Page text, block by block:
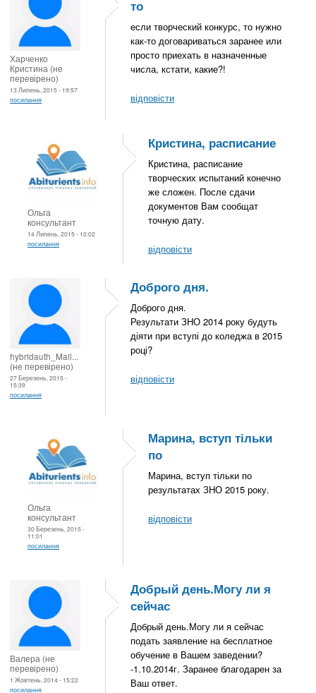
Харченко
Кристина (не
перевірено)
13 Липень, 2015 - 19:57
посилання
то
если творческий конкурс, то нужно
как-то договариваться заранее или
просто приехать в назначенные
числа, кстати, какие?!
відповісти
Ольга
консультант
14 Липень, 2015 - 10:02
посилання
Кристина, расписание
Кристина, расписание
творческих испытаний конечно
же сложен. После сдачи
документов Вам сообщат
точную дату.
відповісти
hybridauth_Mail...
(не перевірено)
27 Березень, 2015 -
15:39
посилання
Доброго дня.
Доброго дня.
Результати ЗНО 2014 року будуть
діяти при вступі до коледжа в 2015
році?
відповісти
Ольга
консультант
30 Березень, 2015 -
11:01
посилання
Марина, вступ тільки
по
Марина, вступ тільки по
результатах ЗНО 2015 року.
відповісти
Валера (не
перевірено)
1 Жовтень, 2014 - 15:22
посилання
Добрый день.Могу ли я
сейчас
Добрый день.Могу ли я сейчас
подать заявление на бесплатное
обучение в Вашем заведении?
-1.10.2014г. Заранее благодарен за
Ваш ответ.